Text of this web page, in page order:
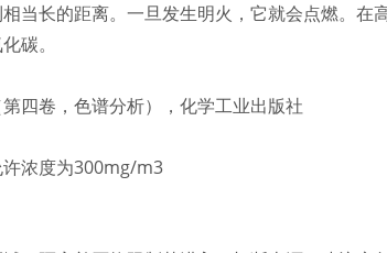
当长的距离。一旦发生明火，它就会点燃。
碳。
四卷，色谱分析），化学工业出版社
浓度为300mg/m3